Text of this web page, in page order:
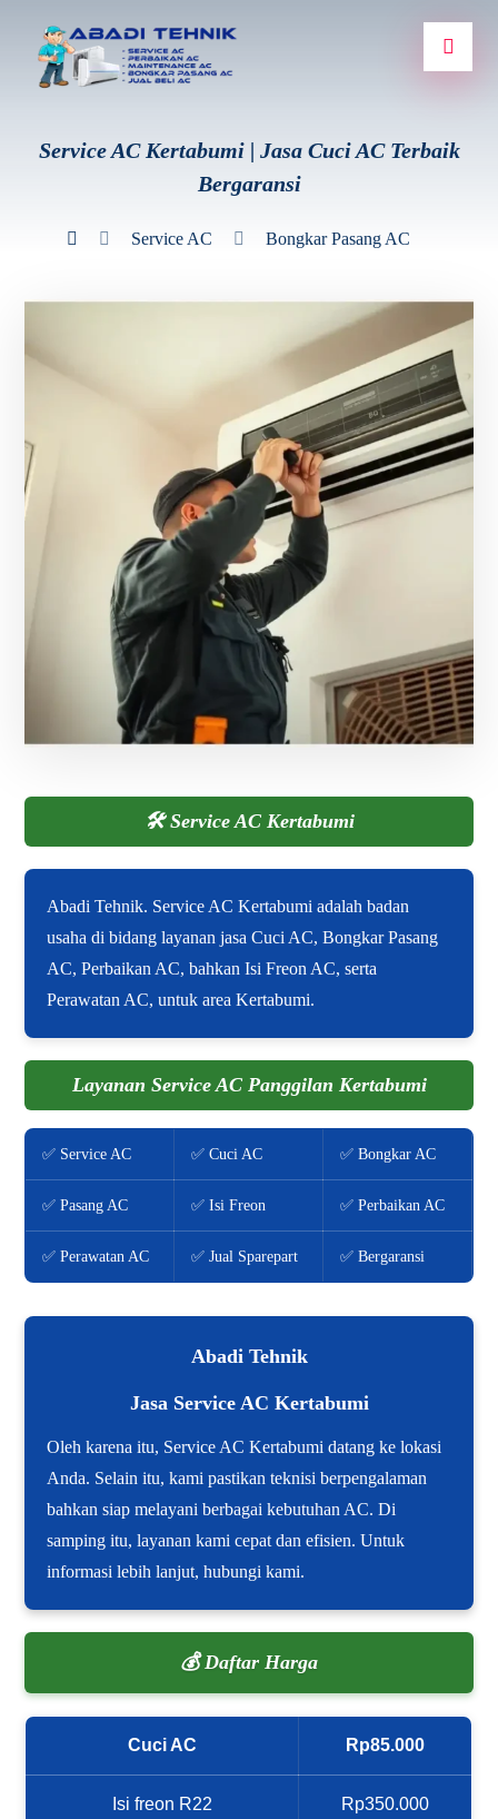
Service AC Kertabumi | Jasa Cuci AC Terbaik
Bergaransi
Service AC Bongkar Pasang AC
🛠️Service AC Kertabumi
Abadi Tehnik. Service AC Kertabumi adalah badan
usaha di bidang layanan jasa Cuci AC, Bongkar Pasang
AC, Perbaikan AC, bahkan Isi Freon AC, serta
Perawatan AC, untuk area Kertabumi.
Layanan Service AC Panggilan Kertabumi
✅ Service AC ✅ Cuci AC ✅ Bongkar AC
✅ Pasang AC ✅ Isi Freon ✅ Perbaikan AC
✅ Perawatan AC ✅ Jual Sparepart ✅ Bergaransi
Abadi Tehnik
Jasa Service AC Kertabumi
Oleh karena itu, Service AC Kertabumi datang ke lokasi
Anda. Selain itu, kami pastikan teknisi berpengalaman
bahkan siap melayani berbagai kebutuhan AC. Di
samping itu, layanan kami cepat dan efisien. Untuk
informasi lebih lanjut, hubungi kami.
💰 Daftar Harga
Cuci AC Rp85.000
Isi freon R22 Rp350.000